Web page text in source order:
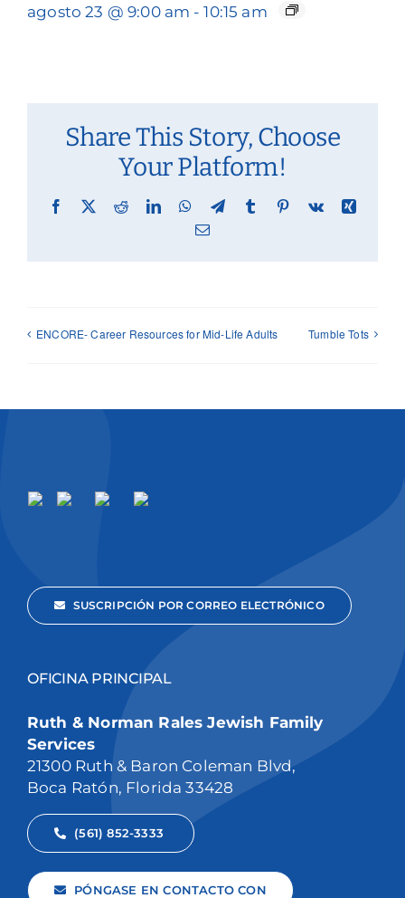
agosto 23 @ 9:00 am - 10:15 am
Share This Story, Choose
Your Platform!
Facebook
X RedditLinkedInWhatsApp
TelegramTumblr Pinterest
Vk
Xing
Email
ENCORE- Career Resources for Mid-Life Adults Tumble Tots
SUSCRIPCIÓN POR CORREO ELECTRÓNICO
OFICINA PRINCIPAL
Ruth & Norman Rales Jewish Family
Services
21300 Ruth & Baron Coleman Blvd,
Boca Ratón, Florida 33428
(561) 852-3333
PÓNGASE EN CONTACTO CON